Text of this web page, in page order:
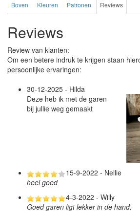
Boven Kleuren Patronen Reviews
Reviews
Review van klanten:
Om een betere indruk te krijgen staan
persoonlijke ervaringen:
30-12-2025 - Hilda
Deze heb ik met de garen
bij jullie weg gemaakt
15-9-2022 - Nellie
heel goed
4-3-2022 - Willy
Goed garen ligt lekker in de hand.